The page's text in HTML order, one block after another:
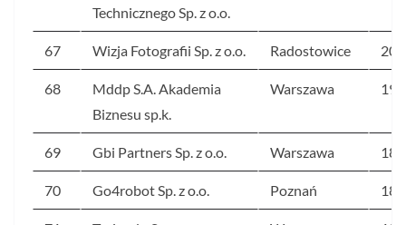
Technicznego Sp. z o.o.
67 Wizja Fotografii Sp. z o.o. Radostowice 200
68
Mddp S.A. Akademia
Biznesu sp.k.
Warszawa 192
69 Gbi Partners Sp. z o.o. Warszawa 189
70 Go4robot Sp. z o.o. Poznań 189